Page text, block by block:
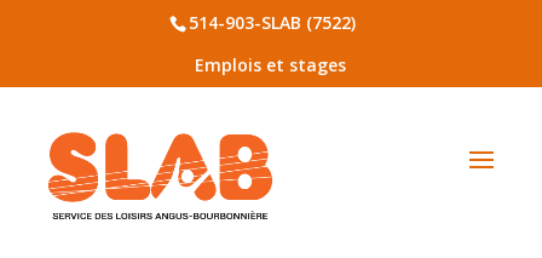
514-903-SLAB (7522)
Emplois et stages